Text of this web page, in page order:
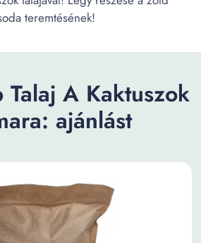
teremtésének!
A Kaktuszok
ajánlást